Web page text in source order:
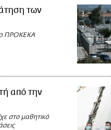
των
ΠΡΟΚΕΚΑ
από την
στο μαθητικό